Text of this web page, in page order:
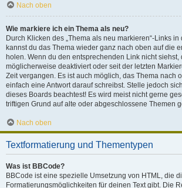
Nach oben
Wie markiere ich ein Thema als neu?
Durch Klicken des „Thema als neu markieren“-Links
kannst du das Thema wieder ganz nach oben auf die
holen. Wenn du den entsprechenden Link nicht siehst,
möglicherweise deaktiviert oder seit der letzten
Zeit vergangen. Es ist auch möglich, das Thema nach
einfach eine Antwort darauf schreibst. Stelle jedoch
dieses Boards beachtest! Es wird meist nicht gerne
triftigen Grund auf alte oder abgeschlossene Themen
Nach oben
Textformatierung und Thementypen
Was ist BBCode?
BBCode ist eine spezielle Umsetzung von HTML, die
Formatierungsmöglichkeiten für deinen Text gibt. Die